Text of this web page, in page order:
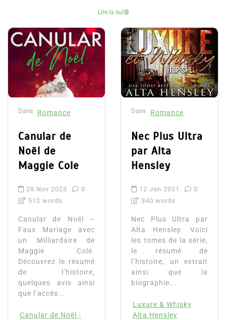
Lire la suite
Dans Romance
Canular de
Noël de
Maggie Cole
28 Nov 2023
0
512 words
Canular de Noël –
Faux Mariage avec
un Milliardaire de
Maggie Cole.
Découvrez le résumé
de l’histoire,
quelques avis ainsi
que l’accès...
Canular de Noël -
Dans Romance
Nec Plus Ultra
par Alta
Hensley
12 Jan 2021
0
340 words
Nec Plus Ultra par
Alta Hensley. Voici
les tomes de la série,
le résumé de
l’histoire, un extrait
ainsi que la
biographie...
Luxure & Whisky
Alta Hensley